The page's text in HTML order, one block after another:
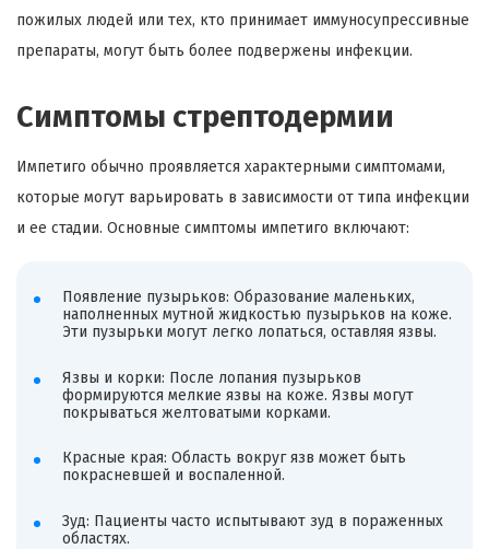
пожилых людей или тех, кто принимает иммуносупрессивные
препараты, могут быть более подвержены инфекции.
Симптомы стрептодермии
Импетиго обычно проявляется характерными симптомами,
которые могут варьировать в зависимости от типа инфекции
и ее стадии. Основные симптомы импетиго включают:
Появление пузырьков: Образование маленьких,
наполненных мутной жидкостью пузырьков на коже.
Эти пузырьки могут легко лопаться, оставляя язвы.
Язвы и корки: После лопания пузырьков
формируются мелкие язвы на коже. Язвы могут
покрываться желтоватыми корками.
Красные края: Область вокруг язв может быть
покрасневшей и воспаленной.
Зуд: Пациенты часто испытывают зуд в пораженных
областях.